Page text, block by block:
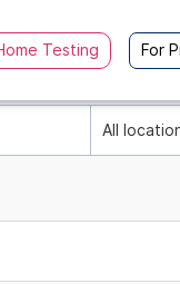
Testing For
All